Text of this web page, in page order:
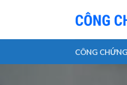
CÔNG CHỨNG